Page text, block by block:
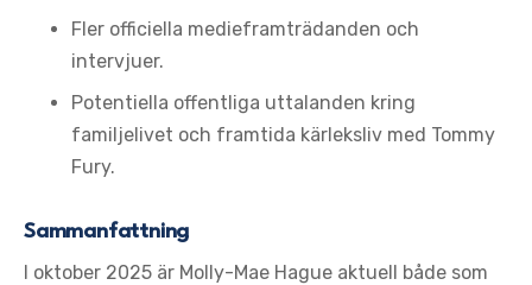
Fler officiella medieframträdanden och
intervjuer.
Potentiella offentliga uttalanden kring
familjelivet och framtida kärleksliv med Tommy
Fury.
Sammanfattning
I oktober 2025 är Molly-Mae Hague aktuell både som